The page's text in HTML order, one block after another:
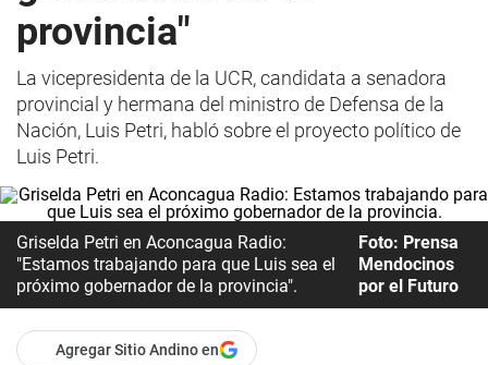
provincia"
La vicepresidenta de la UCR, candidata a senadora
provincial y hermana del ministro de Defensa de la
Nación, Luis Petri, habló sobre el proyecto político de
Luis Petri.
Griselda Petri en Aconcagua Radio:
"Estamos trabajando para que Luis sea el
próximo gobernador de la provincia".
Foto: Prensa
Mendocinos
por el Futuro
Agregar Sitio Andino en